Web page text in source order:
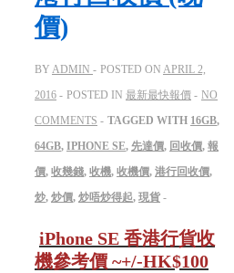
價)
BY ADMIN POSTED ON APRIL 2,
2016
POSTED IN 最新最快報價
NO
COMMENTS
TAGGED WITH 16GB,
64GB, IPHONE SE, 先達價, 回收價, 報
價, 收幾錢, 收機, 收機價, 港行回收價,
炒, 炒價, 炒唔炒得起, 現貨
iPhone SE 香港行貨收
機參考價 ~+/-HK$100